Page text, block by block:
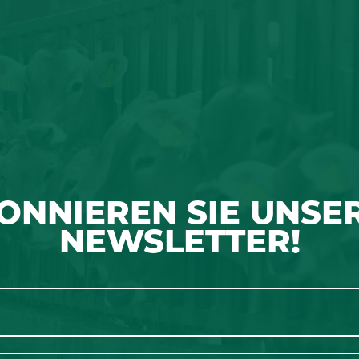
SIE
NEWSLETTER!